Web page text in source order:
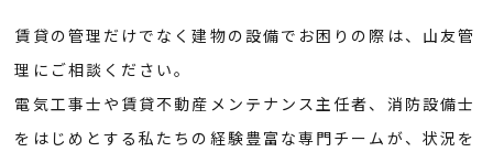
賃貸の管理だけでなく建物の設備でお困りの際は、山友管
理にご相談ください。
電気工事士や賃貸不動産メンテナンス主任者、消防設備士
をはじめとする私たちの経験豊富な専門チームが、状況を